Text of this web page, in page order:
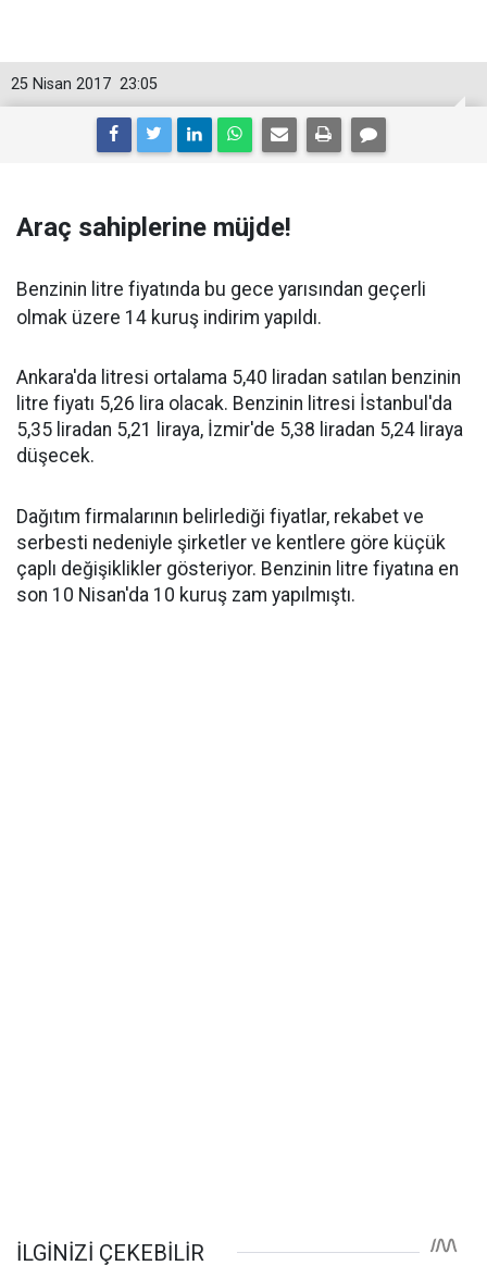
23:05
25 Nisan 2017
Araç sahiplerine müjde!
Benzinin litre fiyatında bu gece yarısından geçerli
olmak üzere 14 kuruş indirim yapıldı.
Ankara'da litresi ortalama 5,40 liradan satılan benzinin
litre fiyatı 5,26 lira olacak. Benzinin litresi İstanbul'da
5,35 liradan 5,21 liraya, İzmir'de 5,38 liradan 5,24 liraya
düşecek.
Dağıtım firmalarının belirlediği fiyatlar, rekabet ve
serbesti nedeniyle şirketler ve kentlere göre küçük
çaplı değişiklikler gösteriyor. Benzinin litre fiyatına en
son 10 Nisan'da 10 kuruş zam yapılmıştı.